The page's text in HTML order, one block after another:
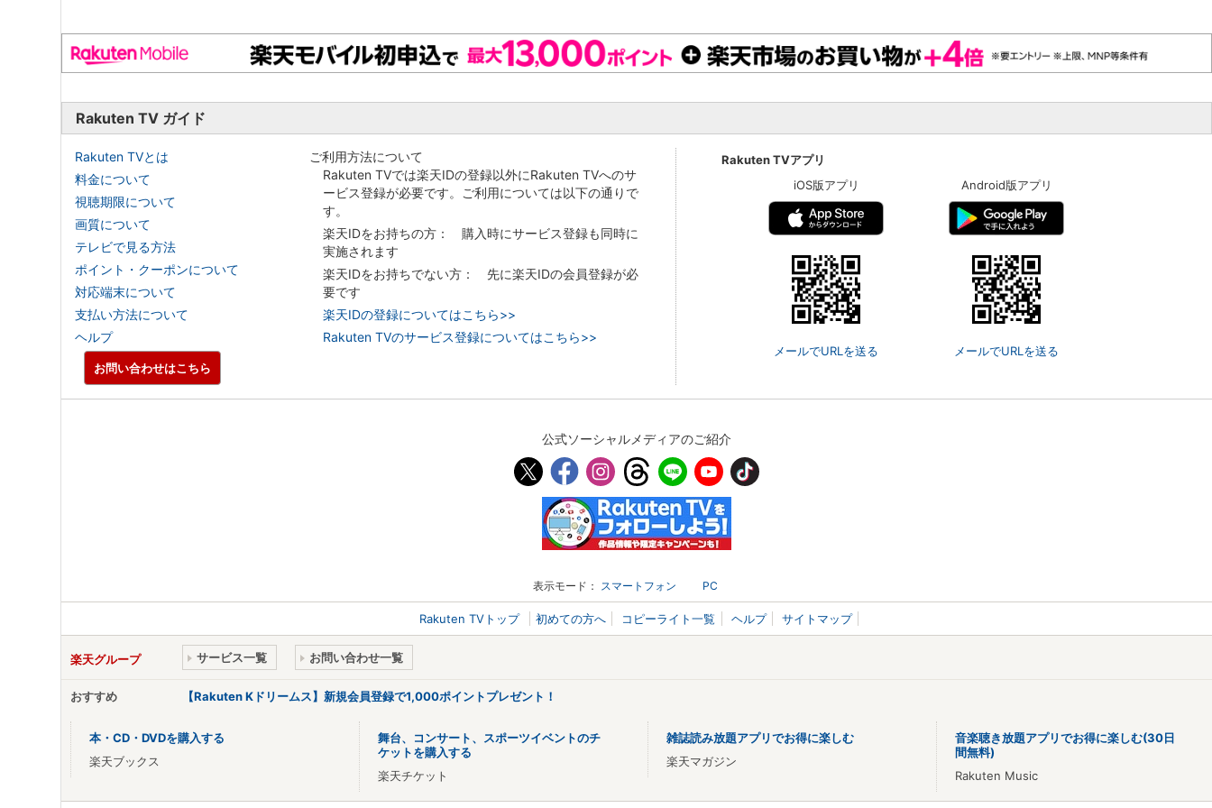
Rakuten TV ガイド
Rakuten TVとは
料金について
視聴期限について
画質について
テレビで見る方法
ポイント・クーポンについて
対応端末について
支払い方法について
ヘルプ
ご利用方法について
Rakuten TVでは楽天IDの登録以外にRakuten TVへのサ
ービス登録が必要です。ご利用については以下の通りで
す。
楽天IDをお持ちの方： 購入時にサービス登録も同時に
実施されます
楽天IDをお持ちでない方： 先に楽天IDの会員登録が必
要です
楽天IDの登録についてはこちら>>
Rakuten TVのサービス登録についてはこちら>>
Rakuten TVアプリ
iOS版アプリ
メールでURLを送る
Android版アプリ
メールでURLを送る
お問い合わせはこちら
公式ソーシャルメディアのご紹介
表示モード： スマートフォン PC
Rakuten TVトップ 初めての方へ コピーライト一覧 ヘルプ サイトマップ
楽天グループ サービス一覧 お問い合わせ一覧
おすすめ 【Rakuten Kドリームス】新規会員登録で1,000ポイントプレゼント！
本・CD・DVDを購入する
楽天ブックス
舞台、コンサート、スポーツイベントのチ
ケットを購入する
楽天チケット
雑誌読み放題アプリでお得に楽しむ
楽天マガジン
音楽聴き放題アプリでお得に楽しむ(30日
間無料)
Rakuten Music